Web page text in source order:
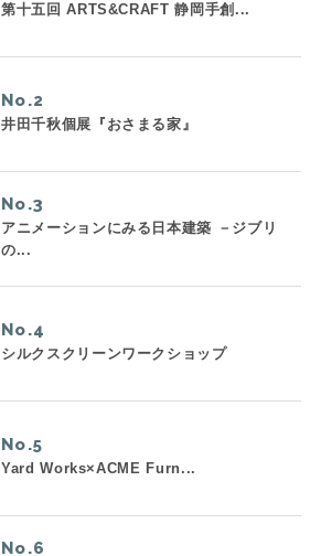
第十五回 ARTS&CRAFT 静岡手創...
No.
井田千秋個展『おさまる家』
No.
アニメーションにみる日本建築 －ジブリ
の...
No.
シルクスクリーンワークショップ
No.
Yard Works×ACME Furn...
No.